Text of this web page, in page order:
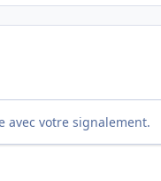
avec votre signalement.